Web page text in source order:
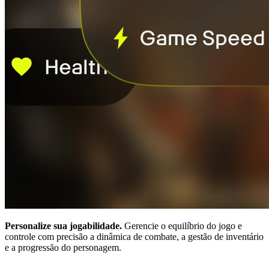
Personalize sua jogabilidade. Gerencie o equilíbrio do jogo e
controle com precisão a dinâmica de combate, a gestão de inventário
e a progressão do personagem.